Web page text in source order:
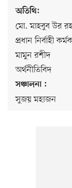
অতিথি:
মো. মাহবুব উর
প্রধান নির্বাহী
মামুন রশীদ
অর্থনীতিবিদ
সঞ্চালনা :
সুজয় মহাজন